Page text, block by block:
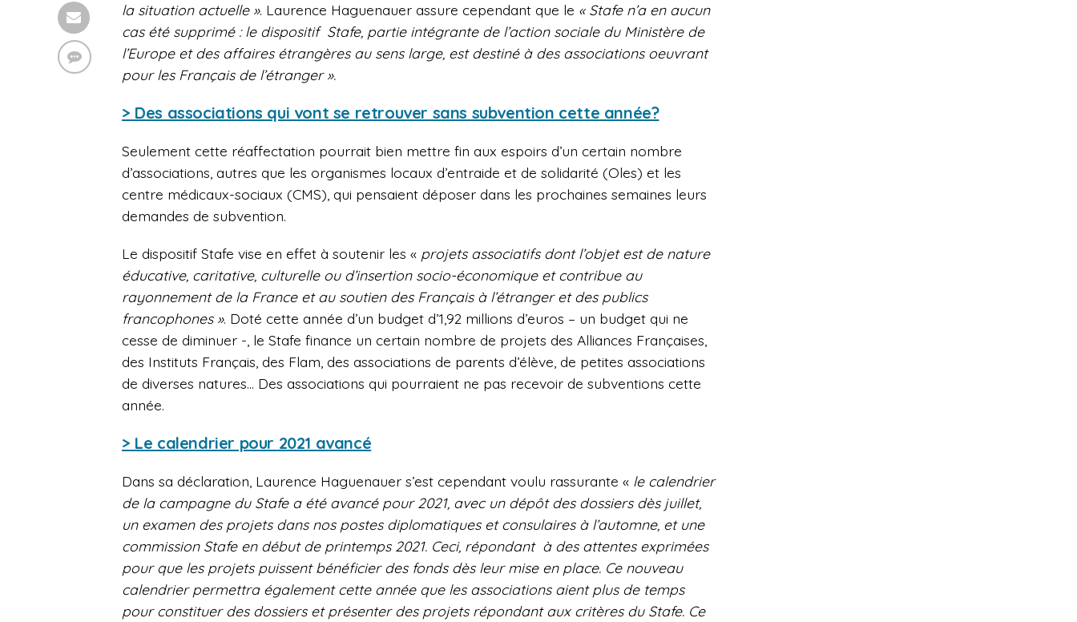
la situation actuelle ». Laurence Haguenauer assure cependant que le « Stafe n’a en aucun
cas été supprimé : le dispositif Stafe, partie intégrante de l’action sociale du Ministère de
l’Europe et des affaires étrangères au sens large, est destiné à des associations oeuvrant
pour les Français de l’étranger ».
> Des associations qui vont se retrouver sans subvention cette année?
Seulement cette réaffectation pourrait bien mettre fin aux espoirs d’un certain nombre
d’associations, autres que les organismes locaux d’entraide et de solidarité (Oles) et les
centre médicaux-sociaux (CMS), qui pensaient déposer dans les prochaines semaines leurs
demandes de subvention.
Le dispositif Stafe vise en effet à soutenir les « projets associatifs dont l’objet est de nature
éducative, caritative, culturelle ou d’insertion socio-économique et contribue au
rayonnement de la France et au soutien des Français à l’étranger et des publics
francophones ». Doté cette année d’un budget d’1,92 millions d’euros – un budget qui ne
cesse de diminuer -, le Stafe finance un certain nombre de projets des Alliances Françaises,
des Instituts Français, des Flam, des associations de parents d’élève, de petites associations
de diverses natures… Des associations qui pourraient ne pas recevoir de subventions cette
année.
> Le calendrier pour 2021 avancé
Dans sa déclaration, Laurence Haguenauer s’est cependant voulu rassurante « le calendrier
de la campagne du Stafe a été avancé pour 2021, avec un dépôt des dossiers dès juillet,
un examen des projets dans nos postes diplomatiques et consulaires à l’automne, et une
commission Stafe en début de printemps 2021. Ceci, répondant à des attentes exprimées
pour que les projets puissent bénéficier des fonds dès leur mise en place. Ce nouveau
calendrier permettra également cette année que les associations aient plus de temps
pour constituer des dossiers et présenter des projets répondant aux critères du Stafe. Ce